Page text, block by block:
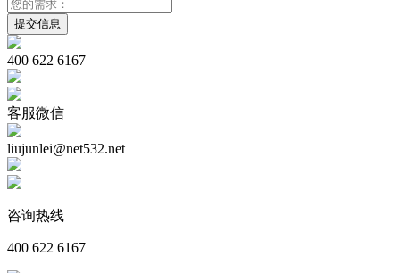
400 622 6167
客服微信
liujunlei@net532.net
咨询热线
400 622 6167